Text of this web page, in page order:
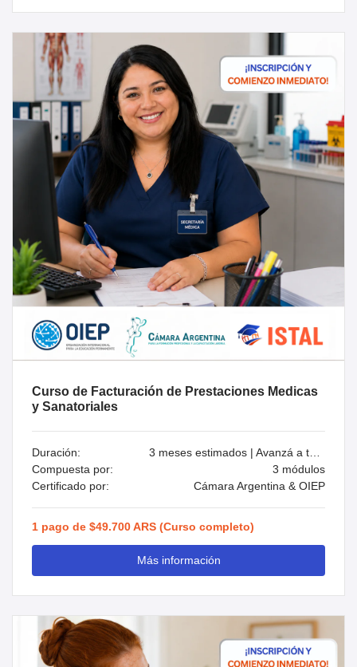
Curso de Facturación de Prestaciones Medicas
y Sanatoriales
Duración:
Compuesta por:
3 módulos
Certificado por:
Cámara Argentina & OIEP
1 pago de $49.700 ARS (Curso completo)
Más información